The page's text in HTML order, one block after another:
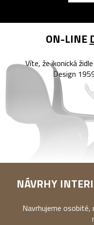
ON-LINE
Víte, že ikonická
Design
NÁVRHY
Navrhujeme osobité,